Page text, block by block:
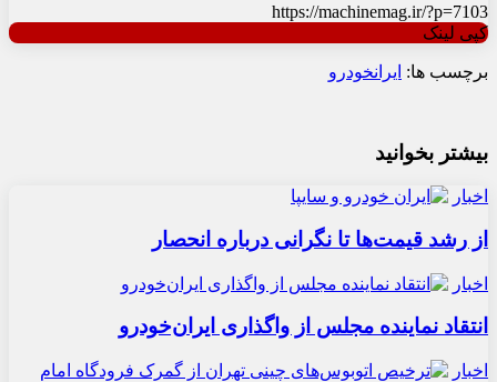
https://machinemag.ir/?p=7103
کپی لینک
برچسب ها: ایرانخودرو
بیشتر بخوانید
اخبار
از رشد قیمت‌ها تا نگرانی درباره انحصار
اخبار
انتقاد نماینده مجلس از واگذاری ایران‌خودرو
اخبار